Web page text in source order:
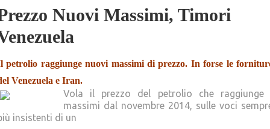
Nuovi Massimi, Timori
petrolio raggiunge nuovi massimi di prezzo. In forse le
Venezuela e Iran.
Vola il prezzo del petrolio che raggiunge
massimi dal novembre 2014, sulle voci
insistenti di un